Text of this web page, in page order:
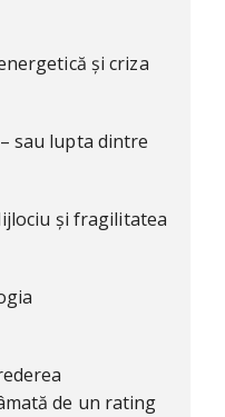
și criza
sau lupta dintre
și fragilitatea
de un rating